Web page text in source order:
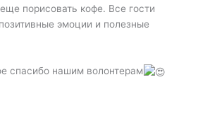
порисовать кофе. Все гости
эмоции и полезные
спасибо нашим волонтерам